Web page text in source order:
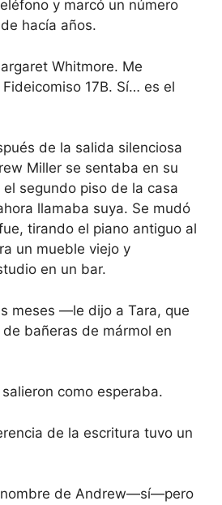
y marcó un número
hacía años.
Whitmore. Me
17B. Sí… es el
de la salida silenciosa
Miller se sentaba en su
segundo piso de la casa
llamaba suya. Se mudó
tirando el piano antiguo al
un mueble viejo y
en un bar.
meses —le dijo a Tara, que
bañeras de mármol en
como esperaba.
de la escritura tuvo un
de Andrew—sí—pero